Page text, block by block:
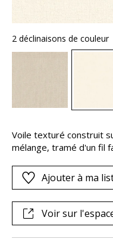
2 déclinaisons de couleur
Voile texturé construit
mélange, tramé d'un fil
Ajouter à ma
Voir sur